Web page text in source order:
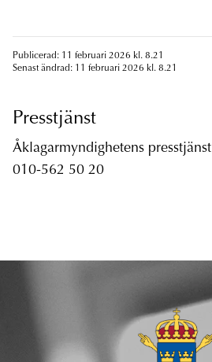
Publicerad: 11 februari 2026 kl. 8.21
Senast ändrad: 11 februari 2026 kl. 8.21
Presstjänst
Åklagarmyndighetens presstjänst
010-562 50 20